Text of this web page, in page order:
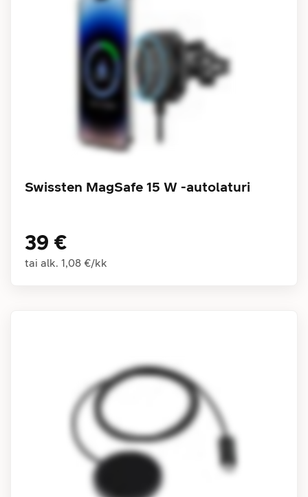
Swissten MagSafe 15 W -autolaturi
39 €
tai alk. 1,08 €/kk